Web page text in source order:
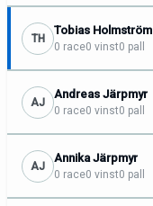
TH
Tobias Holmström
0 race0 vinst0 pall
AJ
Andreas Järpmyr
0 race0 vinst0 pall
AJ
Annika Järpmyr
0 race0 vinst0 pall